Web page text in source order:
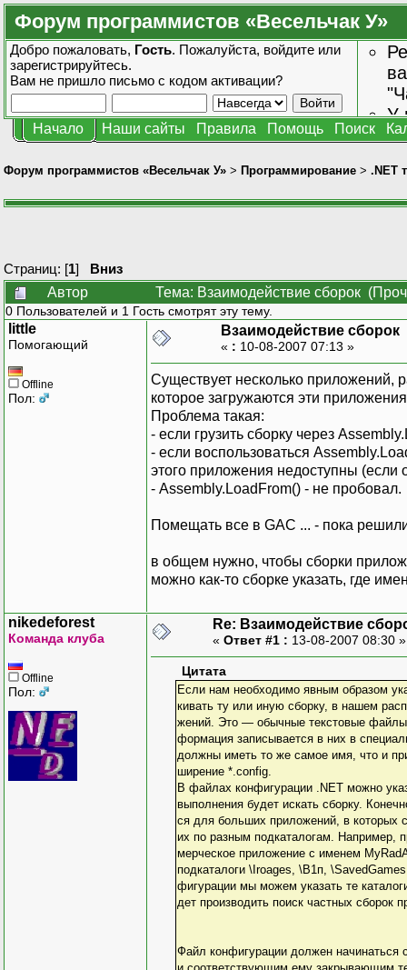
Форум программистов «Весельчак У»
Добро пожаловать, Гость. Пожалуйста, войдите или
зарегистрируйтесь.
Вам не пришло письмо с кодом активации?
У
Начало Наши сайты Правила Помощь Поиск
Форум программистов «Весельчак У» > Программирование > .NET
Страниц: [1] Вниз
Автор
Тема: Взаимодействие сборок
0 Пользователей и 1 Гость смотрят эту тему.
little
Помогающий
Offline
Пол:
Взаимодействие сборок
« : 10-08-2007 07:13 »
Существует несколько приложений,
которое загружаются эти
Проблема такая:
- если грузить сборку через
- если воспользоваться
этого приложения недоступны (если
- Assembly.LoadFrom() - не пробовал.
Помещать все в GAC ... - пока решили
в общем нужно, чтобы сборки
можно как-то сборке указать, где
nikedeforest
Команда клуба
Offline
Пол:
Re: Взаимодействие
« Ответ #1 : 13-08-2007 08:30
Цитата
Если нам необходимо явным образом
кивать ту или иную сборку, в нашем
жений. Это — обычные текстовые
формация записывается в них в
должны иметь то же самое имя, что и
ширение *.config.
В файлах конфигурации .NET можно
выполнения будет искать сборку.
ся для больших приложений, в которых
их по разным подкаталогам. Например,
мерческое приложение с именем
подкаталоги \Iroages, \В1п,
фигурации мы можем указать те
дет производить поиск частных сборок
Файл конфигурации должен начинаться